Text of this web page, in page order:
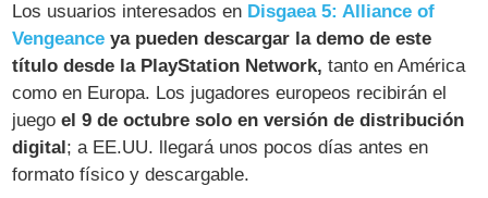
Los usuarios interesados en Disgaea 5: Alliance of
Vengeance ya pueden descargar la demo de este
título desde la PlayStation Network, tanto en América
como en Europa. Los jugadores europeos recibirán el
juegoel 9 de octubre solo en versión de distribución
digital; a EE.UU. llegará unos pocos días antes en
formato físico y descargable.